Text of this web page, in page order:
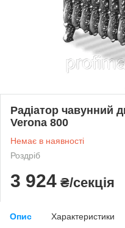
Радіатор чавунний
Verona 800
Немає в наявності
Роздріб
3 924 ₴/секція
Опис Характеристики